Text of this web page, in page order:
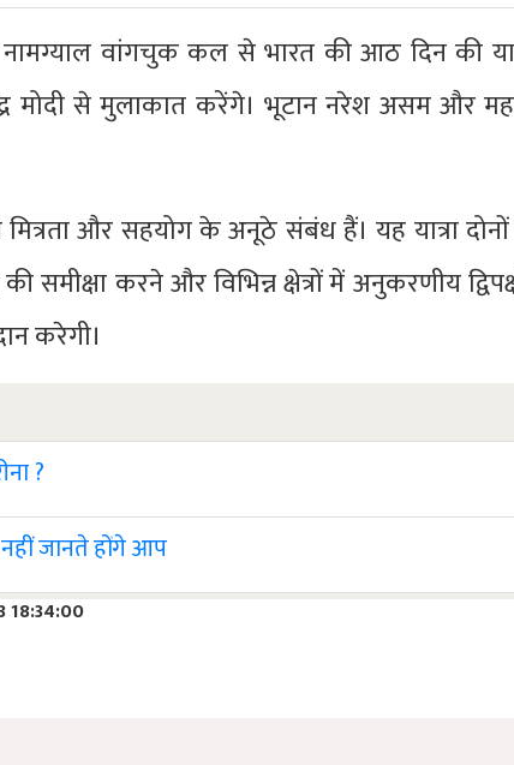
वांगचुक कल से भारत की आठ दिन की
मोदी से मुलाकात करेंगे। भूटान नरेश असम और
और सहयोग के अनूठे संबंध हैं। यह यात्रा दोनों
करने और विभिन्न क्षेत्रों में अनुकरणीय
करेगी।
?
जानते होंगे आप
18:34:00